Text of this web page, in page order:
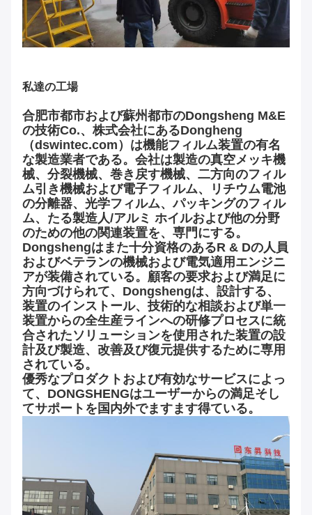
私達の工場
合肥市都市および蘇州都市のDongsheng M&E
の技術Co.、株式会社にあるDongheng
（dswintec.com）は機能フィルム装置の有名
な製造業者である。会社は製造の真空メッキ機
械、分裂機械、巻き戻す機械、二方向のフィル
ム引き機械および電子フィルム、リチウム電池
の分離器、光学フィルム、パッキングのフィル
ム、たる製造人/アルミ ホイルおよび他の分野
のための他の関連装置を、専門にする。
Dongshengはまた十分資格のあるR & Dの人員
およびベテランの機械および電気適用エンジニ
アが装備されている。顧客の要求および満足に
方向づけられて、Dongshengは、設計する、
装置のインストール、技術的な相談および単一
装置からの全生産ラインへの研修プロセスに統
合されたソリューションを使用された装置の設
計及び製造、改善及び復元提供するために専用
されている。
優秀なプロダクトおよび有効なサービスによっ
て、DONGSHENGはユーザーからの満足そし
てサポートを国内外でますます得ている。